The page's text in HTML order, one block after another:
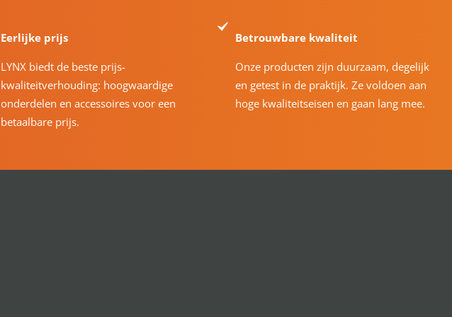
Eerlijke prijs
LYNX biedt de beste prijs-
kwaliteitverhouding: hoogwaardige
onderdelen en accessoires voor een
betaalbare prijs.
Betrouwbare kwaliteit
Onze producten zijn duurzaam, degelijk
en getest in de praktijk. Ze voldoen aan
hoge kwaliteitseisen en gaan lang mee.